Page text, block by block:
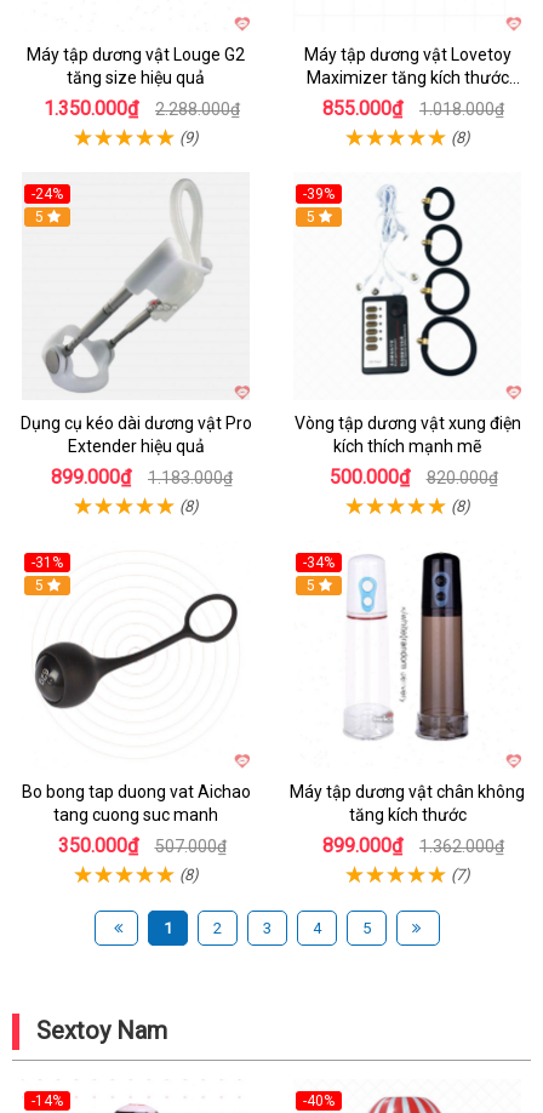
Máy tập dương vật Louge G2
tăng size hiệu quả
1.350.000₫ 2.288.000₫
(9)
Máy tập dương vật Lovetoy
Maximizer tăng kích thước
nhanh
855.000₫ 1.018.000₫
(8)
-24%
Hot
5
Dụng cụ kéo dài dương vật Pro
Extender hiệu quả
899.000₫ 1.183.000₫
(8)
-39%
Hot
5
Vòng tập dương vật xung điện
kích thích mạnh mẽ
500.000₫ 820.000₫
(8)
-31%
Hot
5
Bo bong tap duong vat Aichao
tang cuong suc manh
350.000₫ 507.000₫
(8)
-34%
Hot
5
Máy tập dương vật chân không
tăng kích thước
899.000₫ 1.362.000₫
(7)
1 2 3 4 5
Sextoy Nam
-14%
-40%